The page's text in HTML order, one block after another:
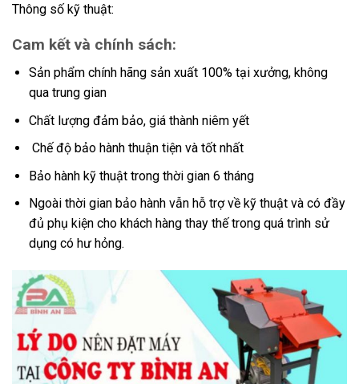
Thông số kỹ thuật:
Cam kết và chính sách:
Sản phẩm chính hãng sản xuất 100% tại xưởng, không
qua trung gian
Chất lượng đảm bảo, giá thành niêm yết
Chế độ bảo hành thuận tiện và tốt nhất
Bảo hành kỹ thuật trong thời gian 6 tháng
Ngoài thời gian bảo hành vẫn hỗ trợ về kỹ thuật và có đầy
đủ phụ kiện cho khách hàng thay thế trong quá trình sử
dụng có hư hỏng.